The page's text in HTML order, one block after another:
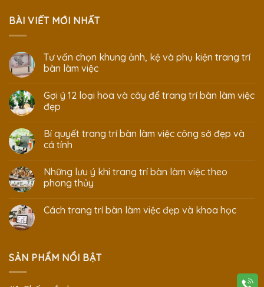
BÀI VIẾT MỚI NHẤT
Tư vấn chọn khung ảnh, kệ và phụ kiện trang trí
bàn làm việc
Gợi ý 12 loại hoa và cây để trang trí bàn làm việc
đẹp
Bí quyết trang trí bàn làm việc công sở đẹp và
cá tính
Những lưu ý khi trang trí bàn làm việc theo
phong thủy
Cách trang trí bàn làm việc đẹp và khoa học
SẢN PHẨM NỔI BẬT